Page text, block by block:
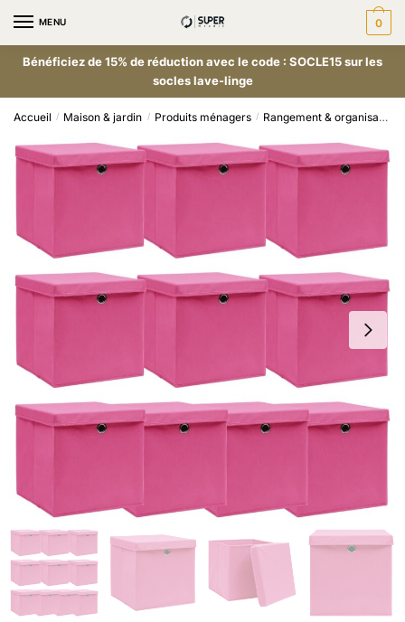
MENU 0
Bénéficiez de 15% de réduction avec le code : SOCLE15 sur les
socles lave-linge
Accueil / Maison & jardin / Produits ménagers / Rangement & organisation